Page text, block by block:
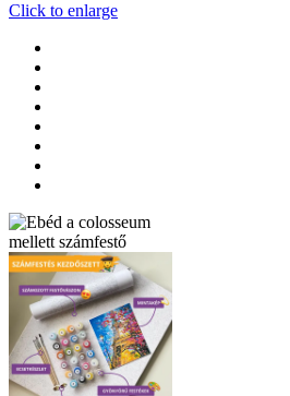
Click to enlarge